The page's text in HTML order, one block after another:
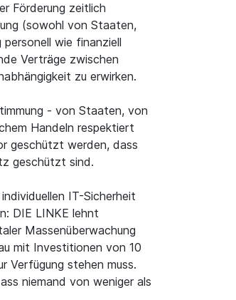
Förderung zeitlich
(sowohl von Staaten,
wie finanziell
Verträge zwischen
zu erwirken.
- von Staaten, von
Handeln respektiert
geschützt werden, dass
geschützt sind.
IT-Sicherheit
DIE LINKE lehnt
Massenüberwachung
mit Investitionen von 10
Verfügung stehen muss.
niemand von weniger als